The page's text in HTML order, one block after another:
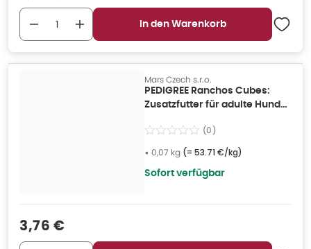
In den Warenkorb
Mars Czech s.r.o.
PEDIGREE Ranchos Cubes:
Zusatzfutter für adulte Hunde
(0)
• 0,07 kg (= 53.71 €/kg)
Sofort verfügbar
Verkaufspreis
3,76 €